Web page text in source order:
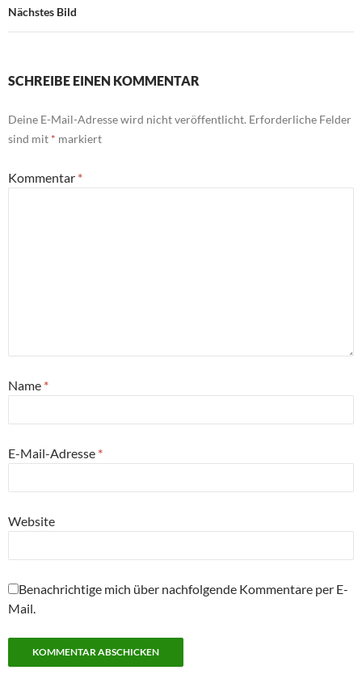
Nächstes Bild
SCHREIBE EINEN KOMMENTAR
Deine E-Mail-Adresse wird nicht veröffentlicht. Erforderliche Felder
sind mit * markiert
Kommentar *
Name *
E-Mail-Adresse *
Website
Benachrichtige mich über nachfolgende Kommentare per E-
Mail.